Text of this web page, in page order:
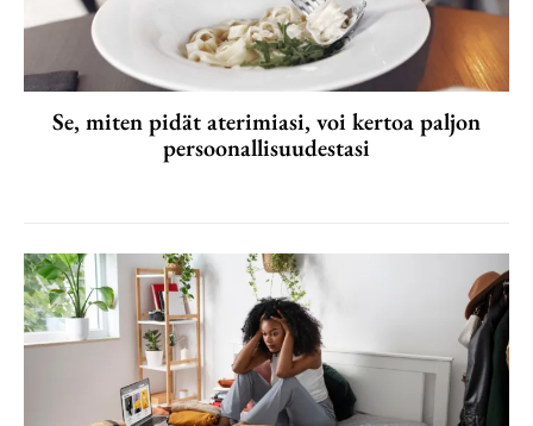
Se, miten pidät aterimiasi, voi kertoa paljon
persoonallisuudestasi